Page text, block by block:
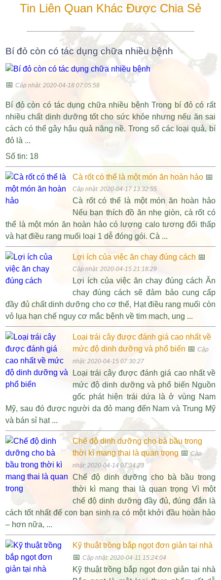
Tin Liên Quan Khác Được Chia Sẻ
Bí đỏ còn có tác dụng chữa nhiều bệnh
📅Cập nhật: 2020-04-18 07:05:58
Bí đỏ còn có tác dụng chữa nhiều bệnh Trong bí đỏ có rất
nhiều chất dinh dưỡng tốt cho sức khỏe nhưng nếu ăn sai
cách có thể gây hậu quả nặng nề. Trong số các loại quả, bí
đỏ là ...
Số tin: 18
Cà rốt có thể là một món ăn hoàn hảo📅
Cập nhật: 2020-04-17 13:32:55
Cà rốt có thể là một món ăn hoàn hảo
Nếu bạn thích đồ ăn nhẹ giòn, cà rốt có
thể là một món ăn hoàn hảo có lượng calo tương đối thấp
và hạt điều rang muối loại 1 dễ đóng gói. Cà ...
Lợi ích của việc ăn chay đúng cách 📅
Cập nhật: 2020-04-15 21:18:29
Lợi ích của việc ăn chay đúng cách Ăn
chay đúng cách sẽ đảm bảo cung cấp
đầy đủ chất dinh dưỡng cho cơ thể, Hạt điều rang muối còn
vỏ lụa hạn chế nguy cơ mắc bệnh về tim mạch, ung ...
Loại trái cây được đánh giá cao nhất về
mức độ dinh dưỡng và phổ biến 📅 Cập
nhật: 2020-04-15 07:30:27
Loại trái cây được đánh giá cao nhất về
mức độ dinh dưỡng và phổ biến Nguồn
gốc phát hiện trái dứa là ở vùng Nam
Mỹ, sau đó được người da đỏ mang đến Nam và Trung Mỹ
và bán sỉ hạt ...
Chế độ dinh dưỡng cho bà bầu trong
thời kì mang thai là quan trọng 📅Cập
nhật: 2020-04-14 07:34:23
Chế độ dinh dưỡng cho bà bầu trong
thời kì mang thai là quan trọng Vì một
chế độ dinh dưỡng đầy đủ, đúng đắn là
cách tốt nhất để con bạn sinh ra có một khởi đầu hoàn hảo
– hơn nữa, ...
Kỹ thuật trồng bắp ngọt đơn giản tại nhà
📅 Cập nhật: 2020-04-11 15:24:04
Kỹ thuật trồng bắp ngọt đơn giản tại nhà